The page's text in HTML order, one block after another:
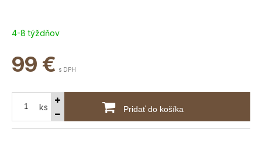
4-8 týždňov
99 € s DPH
ks Pridať do košíka